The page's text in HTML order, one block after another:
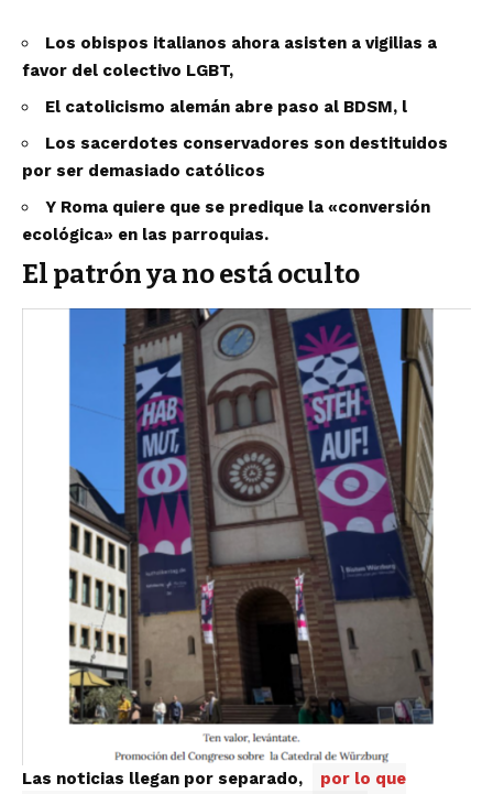
Los obispos italianos ahora asisten a vigilias a
favor del colectivo LGBT,
El catolicismo alemán abre paso al BDSM, l
Los sacerdotes conservadores son destituidos
por ser demasiado católicos
Y Roma quiere que se predique la «conversión
ecológica» en las parroquias.
El patrón ya no está oculto
Las noticias llegan por separado,
por lo que